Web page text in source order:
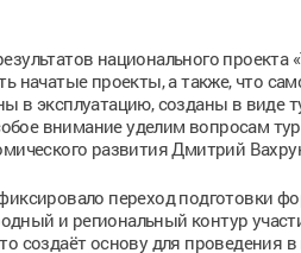
национального проекта
начатые проекты, а также, что
в эксплуатацию, созданы в виде
внимание уделим вопросам
развития Дмитрий
переход подготовки
и региональный контур
создаёт основу для проведения